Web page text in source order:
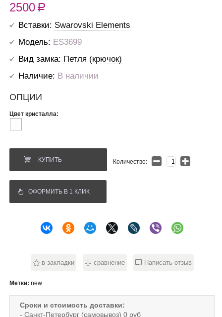
2500R
Вставки: Swarovski Elements
Модель: ES3699
Вид замка: Петля (крючок)
Наличие: В наличии
ОПЦИИ
Цвет кристалла:
КУПИТЬ Количество:
ОФОРМИТЬ В 1 КЛИК
в закладки сравнение Написать отзыв
Метки: new
Сроки и стоимость доставки:
- Санкт-Петербург (самовывоз) 0 руб